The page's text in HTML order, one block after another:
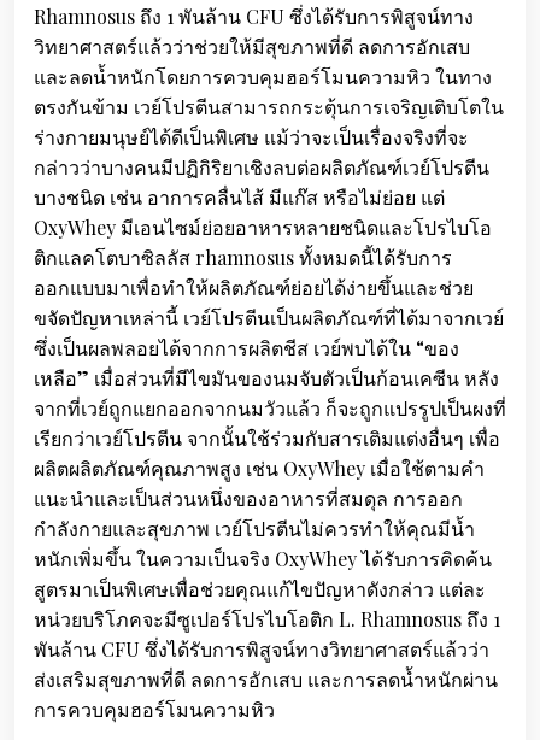
Rhamnosus ถึง 1 พันล้าน CFU ซึ่งได้รับการพิสูจน์ทาง
วิทยาศาสตร์แล้วว่าช่วยให้มีสุขภาพที่ดี ลดการอักเสบ
และลดน้ำหนักโดยการควบคุมฮอร์โมนความหิว ในทาง
ตรงกันข้าม เวย์โปรตีนสามารถกระตุ้นการเจริญเติบโตใน
ร่างกายมนุษย์ได้ดีเป็นพิเศษ แม้ว่าจะเป็นเรื่องจริงที่จะ
กล่าวว่าบางคนมีปฏิกิริยาเชิงลบต่อผลิตภัณฑ์เวย์โปรตีน
บางชนิด เช่น อาการคลื่นไส้ มีแก๊ส หรือไม่ย่อย แต่
OxyWhey มีเอนไซม์ย่อยอาหารหลายชนิดและโปรไบโอ
ติกแลคโตบาซิลลัส rhamnosus ทั้งหมดนี้ได้รับการ
ออกแบบมาเพื่อทำให้ผลิตภัณฑ์ย่อยได้ง่ายขึ้นและช่วย
ขจัดปัญหาเหล่านี้ เวย์โปรตีนเป็นผลิตภัณฑ์ที่ได้มาจากเวย์
ซึ่งเป็นผลพลอยได้จากการผลิตชีส เวย์พบได้ใน “ของ
เหลือ” เมื่อส่วนที่มีไขมันของนมจับตัวเป็นก้อนเคซีน หลัง
จากที่เวย์ถูกแยกออกจากนมวัวแล้ว ก็จะถูกแปรรูปเป็นผงที่
เรียกว่าเวย์โปรตีน จากนั้นใช้ร่วมกับสารเติมแต่งอื่นๆ เพื่อ
ผลิตผลิตภัณฑ์คุณภาพสูง เช่น OxyWhey เมื่อใช้ตามคำ
แนะนำและเป็นส่วนหนึ่งของอาหารที่สมดุล การออก
กำลังกายและสุขภาพ เวย์โปรตีนไม่ควรทำให้คุณมีน้ำ
หนักเพิ่มขึ้น ในความเป็นจริง OxyWhey ได้รับการคิดค้น
สูตรมาเป็นพิเศษเพื่อช่วยคุณแก้ไขปัญหาดังกล่าว แต่ละ
หน่วยบริโภคจะมีซูเปอร์โปรไบโอติก L. Rhamnosus ถึง 1
พันล้าน CFU ซึ่งได้รับการพิสูจน์ทางวิทยาศาสตร์แล้วว่า
ส่งเสริมสุขภาพที่ดี ลดการอักเสบ และการลดน้ำหนักผ่าน
การควบคุมฮอร์โมนความหิว